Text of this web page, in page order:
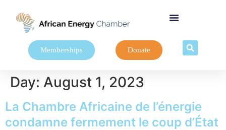
Memberships Donate
Day: August 1, 2023
La Chambre Africaine de l’énergie
condamne fermement le coup d’État